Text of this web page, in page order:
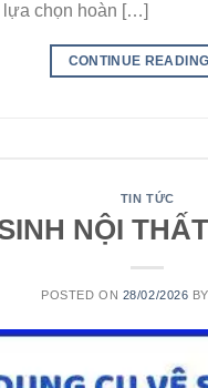
lựa chọn hoàn […]
CONTINUE READING
TIN TỨC
NỘI
POSTED ON 28/02/2026 BY